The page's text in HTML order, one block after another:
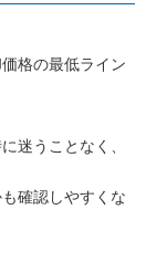
格の最低ライン
迷うことなく、
確認しやすくな